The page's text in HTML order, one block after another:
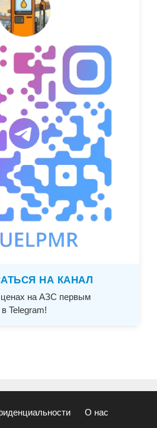
НА КАНАЛ
ценах на АЗС первым
в Telegram!
О нас